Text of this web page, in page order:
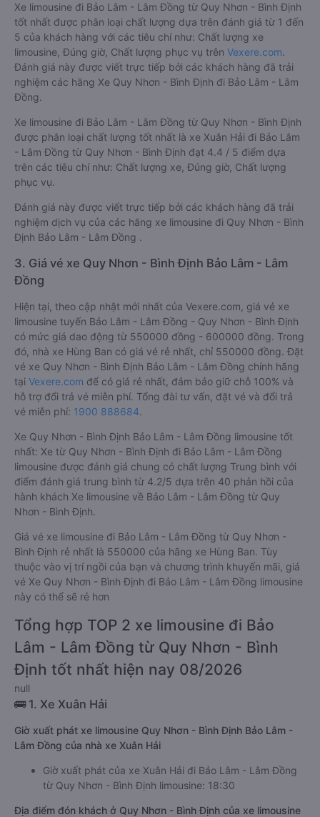
Xe limousine đi Bảo Lâm - Lâm Đồng từ Quy Nhơn - Bình Định
tốt nhất được phân loại chất lượng dựa trên đánh giá từ 1 đến
5 của khách hàng với các tiêu chí như: Chất lượng xe
limousine, Đúng giờ, Chất lượng phục vụ trên Vexere.com.
Đánh giá này được viết trực tiếp bởi các khách hàng đã trải
nghiệm các hãng Xe Quy Nhơn - Bình Định đi Bảo Lâm - Lâm
Đồng.
Xe limousine đi Bảo Lâm - Lâm Đồng từ Quy Nhơn - Bình Định
được phân loại chất lượng tốt nhất là xe Xuân Hải đi Bảo Lâm
- Lâm Đồng từ Quy Nhơn - Bình Định đạt 4.4 / 5 điểm dựa
trên các tiêu chí như: Chất lượng xe, Đúng giờ, Chất lượng
phục vụ.
Đánh giá này được viết trực tiếp bởi các khách hàng đã trải
nghiệm dịch vụ của các hãng xe limousine đi Quy Nhơn - Bình
Định Bảo Lâm - Lâm Đồng .
3. Giá vé xe Quy Nhơn - Bình Định Bảo Lâm - Lâm
Đồng
Hiện tại, theo cập nhật mới nhất của Vexere.com, giá vé xe
limousine tuyến Bảo Lâm - Lâm Đồng - Quy Nhơn - Bình Định
có mức giá dao động từ 550000 đồng - 600000 đồng. Trong
đó, nhà xe Hùng Ban có giá vé rẻ nhất, chỉ 550000 đồng. Đặt
vé xe Quy Nhơn - Bình Định Bảo Lâm - Lâm Đồng chính hãng
tại Vexere.com để có giá rẻ nhất, đảm bảo giữ chỗ 100% và
hỗ trợ đổi trả vé miễn phí. Tổng đài tư vấn, đặt vé và đổi trả
vé miễn phí: 1900 888684.
Xe Quy Nhơn - Bình Định Bảo Lâm - Lâm Đồng limousine tốt
nhất: Xe từ Quy Nhơn - Bình Định đi Bảo Lâm - Lâm Đồng
limousine được đánh giá chung có chất lượng Trung bình với
điểm đánh giá trung bình từ 4.2/5 dựa trên 40 phản hồi của
hành khách Xe limousine về Bảo Lâm - Lâm Đồng từ Quy
Nhơn - Bình Định.
Giá vé xe limousine đi Bảo Lâm - Lâm Đồng từ Quy Nhơn -
Bình Định rẻ nhất là 550000 của hãng xe Hùng Ban. Tùy
thuộc vào vị trí ngồi của bạn và chương trình khuyến mãi, giá
vé Xe Quy Nhơn - Bình Định đi Bảo Lâm - Lâm Đồng limousine
này có thể sẽ rẻ hơn
Tổng hợp TOP 2 xe limousine đi Bảo
Lâm - Lâm Đồng từ Quy Nhơn - Bình
Định tốt nhất hiện nay 08/2026
null
🚌 1. Xe Xuân Hải
Giờ xuất phát xe limousine Quy Nhơn - Bình Định Bảo Lâm -
Lâm Đồng của nhà xe Xuân Hải
Giờ xuất phát của xe Xuân Hải đi Bảo Lâm - Lâm Đồng
từ Quy Nhơn - Bình Định limousine: 18:30
Địa điểm đón khách ở Quy Nhơn - Bình Định của xe limousine